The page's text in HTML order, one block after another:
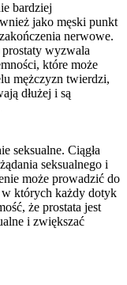
bardziej
jako męski punkt
nerwowe.
wyzwala
które może
mężczyzn twierdzi,
dłużej i są
seksualne. Ciągła
seksualnego i
może prowadzić do
w których każdy dotyk
że prostata jest
i zwiększać